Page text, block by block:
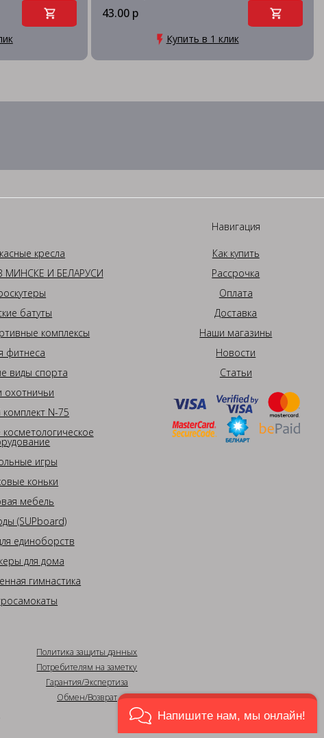
43.00 р
Купить в 1 клик
кресла
МИНСКЕ И БЕЛАРУСИ
батуты
комплексы
фитнеса
виды спорта
охотничьи
N-75
игры
коньки
мебель
(SUPboard)
единоборств
для дома
гимнастика
Навигация
Как купить
Рассрочка
Оплата
Доставка
Наши магазины
Новости
Статьи
Политика защиты данных
Потребителям на заметку
Гарантия/Экспертиза
Обмен/Возврат
Напишите нам, мы онлайн!